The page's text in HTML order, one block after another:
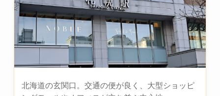
北海道の玄関口。交通の便が良く、大型ショッピ